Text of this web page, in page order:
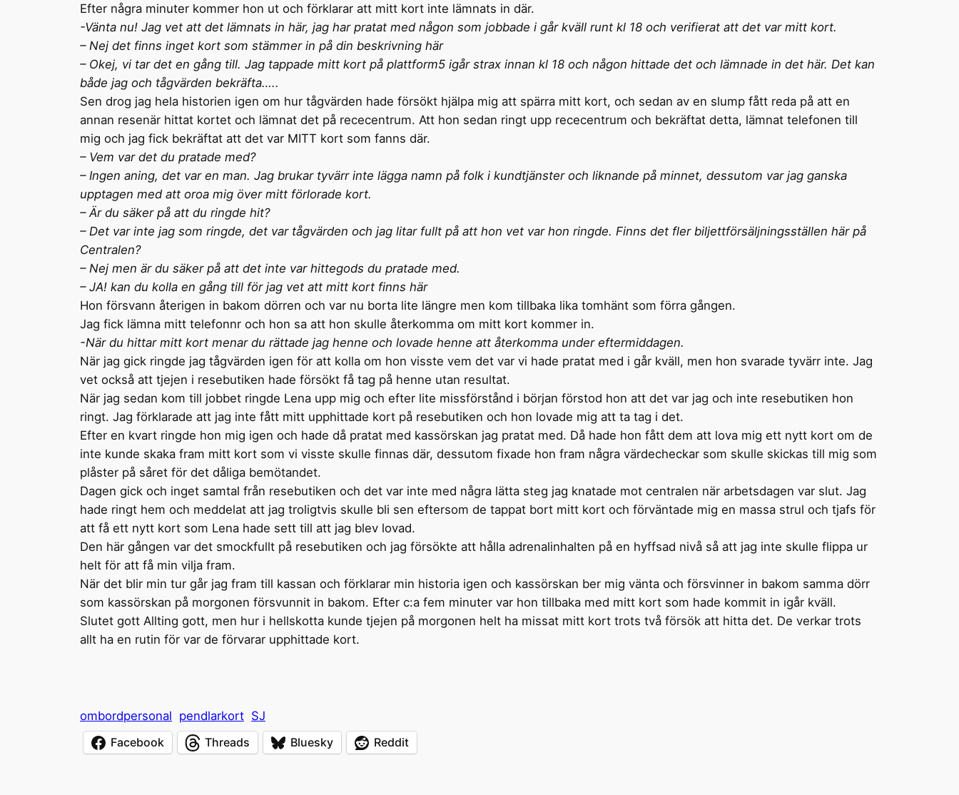
Efter några minuter kommer hon ut och förklarar att mitt kort inte lämnats in där.
-Vänta nu! Jag vet att det lämnats in här, jag har pratat med någon som jobbade i går kväll runt kl 18 och verifierat att det var mitt kort.
– Nej det finns inget kort som stämmer in på din beskrivning här
– Okej, vi tar det en gång till. Jag tappade mitt kort på plattform5 igår strax innan kl 18 och någon hittade det och lämnade in det här. Det kan
både jag och tågvärden bekräfta…..
Sen drog jag hela historien igen om hur tågvärden hade försökt hjälpa mig att spärra mitt kort, och sedan av en slump fått reda på att en
annan resenär hittat kortet och lämnat det på rececentrum. Att hon sedan ringt upp rececentrum och bekräftat detta, lämnat telefonen till
mig och jag fick bekräftat att det var MITT kort som fanns där.
– Vem var det du pratade med?
– Ingen aning, det var en man. Jag brukar tyvärr inte lägga namn på folk i kundtjänster och liknande på minnet, dessutom var jag ganska
upptagen med att oroa mig över mitt förlorade kort.
– Är du säker på att du ringde hit?
– Det var inte jag som ringde, det var tågvärden och jag litar fullt på att hon vet var hon ringde. Finns det fler biljettförsäljningsställen här på
Centralen?
– Nej men är du säker på att det inte var hittegods du pratade med.
– JA! kan du kolla en gång till för jag vet att mitt kort finns här
Hon försvann återigen in bakom dörren och var nu borta lite längre men kom tillbaka lika tomhänt som förra gången.
Jag fick lämna mitt telefonnr och hon sa att hon skulle återkomma om mitt kort kommer in.
-När du hittar mitt kort menar du rättade jag henne och lovade henne att återkomma under eftermiddagen.
När jag gick ringde jag tågvärden igen för att kolla om hon visste vem det var vi hade pratat med i går kväll, men hon svarade tyvärr inte. Jag
vet också att tjejen i resebutiken hade försökt få tag på henne utan resultat.
När jag sedan kom till jobbet ringde Lena upp mig och efter lite missförstånd i början förstod hon att det var jag och inte resebutiken hon
ringt. Jag förklarade att jag inte fått mitt upphittade kort på resebutiken och hon lovade mig att ta tag i det.
Efter en kvart ringde hon mig igen och hade då pratat med kassörskan jag pratat med. Då hade hon fått dem att lova mig ett nytt kort om de
inte kunde skaka fram mitt kort som vi visste skulle finnas där, dessutom fixade hon fram några värdecheckar som skulle skickas till mig som
plåster på såret för det dåliga bemötandet.
Dagen gick och inget samtal från resebutiken och det var inte med några lätta steg jag knatade mot centralen när arbetsdagen var slut. Jag
hade ringt hem och meddelat att jag troligtvis skulle bli sen eftersom de tappat bort mitt kort och förväntade mig en massa strul och tjafs för
att få ett nytt kort som Lena hade sett till att jag blev lovad.
Den här gången var det smockfullt på resebutiken och jag försökte att hålla adrenalinhalten på en hyffsad nivå så att jag inte skulle flippa ur
helt för att få min vilja fram.
När det blir min tur går jag fram till kassan och förklarar min historia igen och kassörskan ber mig vänta och försvinner in bakom samma dörr
som kassörskan på morgonen försvunnit in bakom. Efter c:a fem minuter var hon tillbaka med mitt kort som hade kommit in igår kväll.
Slutet gott Allting gott, men hur i hellskotta kunde tjejen på morgonen helt ha missat mitt kort trots två försök att hitta det. De verkar trots
allt ha en rutin för var de förvarar upphittade kort.
ombordpersonal pendlarkort SJ
Facebook
Threads Bluesky Reddit